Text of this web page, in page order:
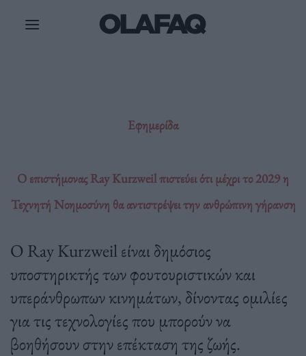
Εφημερίδα
O επιστήμονας Ray Kurzweil πιστεύει ότι μέχρι το 2029 η
Τεχνητή Νοημοσύνη θα αντιστρέψει την ανθρώπινη γήρανση
Ο Ray Kurzweil είναι δημόσιος
υποστηρικτής των φουτουριστικών και
υπεράνθρωπων κινημάτων, δίνοντας ομιλίες
για τις τεχνολογίες που μπορούν να
βοηθήσουν στην επέκταση της ζωής.